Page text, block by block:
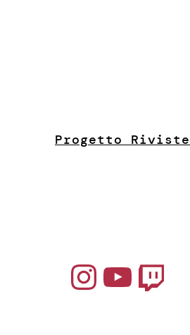
Progetto Riviste
Instagram YouTube Twitch